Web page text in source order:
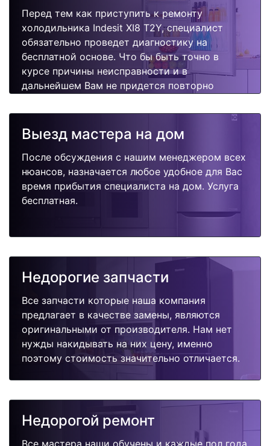
Перед тем как приступить к ремонту
холодильника Indesit XI8 T2Y, специалист
обязательно проведет диагностику на
бесплатной основе. Что бы быть точно в
курсе причины неисправности и в
дальнейшем Вам не придется повторно
поломок.
Выезд мастера на дом
После обсуждения с нашим менеджером всех
нюансов, назначается любое удобное для Вас
время прибытия специалиста на дом. Услуга
бесплатная.
Недорогие запчасти
Все запчасти которые наша компания
предлагает в качестве замены, являются
оригинальными от производителя. Нам нет
нужды накидывать на них цену, именно
поэтому стоимость значительно отличается.
Недорогой ремонт